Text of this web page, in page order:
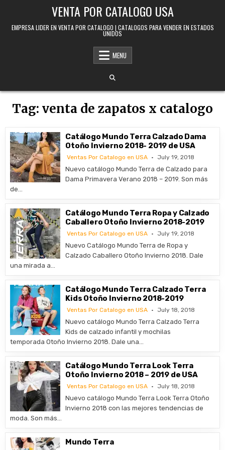
VENTA POR CATALOGO USA
EMPRESA LIDER EN VENTA POR CATALOGO | CATALOGOS PARA VENDER EN ESTADOS
UNIDOS
MENU
Tag: venta de zapatos x catalogo
Catálogo Mundo Terra Calzado Dama
Otoño Invierno 2018- 2019 de USA
Ventas Por Catalogo en USA July 19, 2018
Nuevo catálogo Mundo Terra de Calzado para
Dama Primavera Verano 2018 – 2019. Son más
de…
Catálogo Mundo Terra Ropa y Calzado
Caballero Otoño Invierno 2018-2019
Ventas Por Catalogo en USA July 19, 2018
Nuevo Catálogo Mundo Terra de Ropa y
Calzado Caballero Otoño Invierno 2018. Dale
una mirada a…
Catálogo Mundo Terra Calzado Terra
Kids Otoño Invierno 2018-2019
Ventas Por Catalogo en USA July 18, 2018
Nuevo catálogo Mundo Terra Calzado Terra
Kids de calzado infantil y mochilas
temporada Otoño Invierno 2018. Dale una…
Catálogo Mundo Terra Look Terra
Otoño Invierno 2018 – 2019 de USA
Ventas Por Catalogo en USA July 18, 2018
Nuevo catálogo Mundo Terra Look Terra Otoño
Invierno 2018 con las mejores tendencias de
moda. Son más…
Mundo Terra